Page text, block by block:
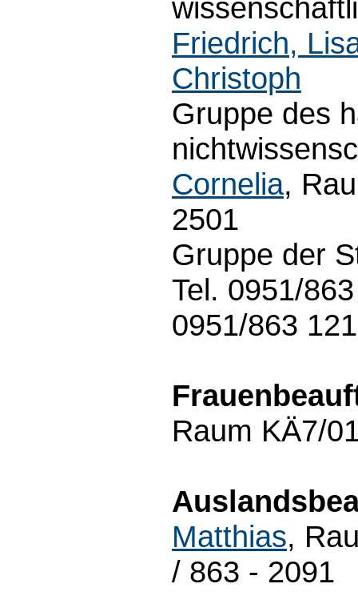
Friedrich,
Christoph
Gruppe des
Cornelia,
2501
Gruppe der
Tel. 0951/
0951/863
Raum KÄ7/
Matthias,
/ 863 - 2091